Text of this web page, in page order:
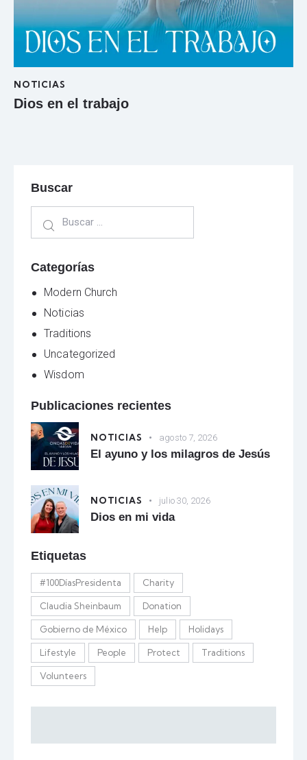
NOTICIAS
Dios en el trabajo
Buscar
Categorías
Modern Church
Noticias
Traditions
Uncategorized
Wisdom
Publicaciones recientes
NOTICIAS agosto 7, 2026
El ayuno y los milagros de Jesús
NOTICIAS julio 30, 2026
Dios en mi vida
Etiquetas
#100DíasPresidenta Charity
Claudia Sheinbaum Donation
Gobierno de México Help Holidays
Lifestyle People Protect Traditions
Volunteers